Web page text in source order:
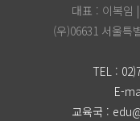
대표 : 이복임
(우)06631 서울특
TEL :
E-
교육국 :